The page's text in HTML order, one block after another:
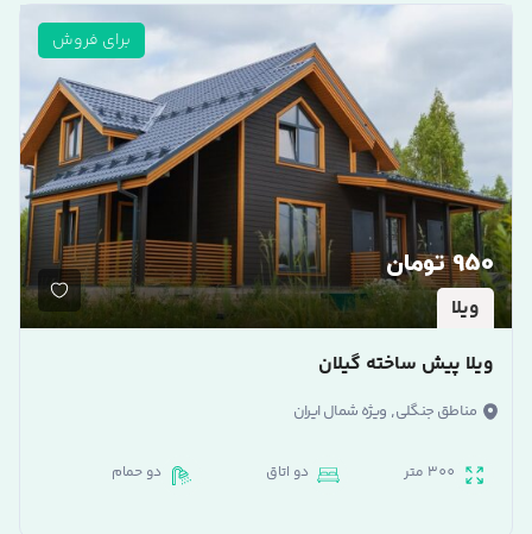
برای فروش
950 تومان
ویلا
ویلا پیش ساخته گیلان
مناطق جنگلی, ویژه شمال ایران
300 متر دو اتاق دو حمام